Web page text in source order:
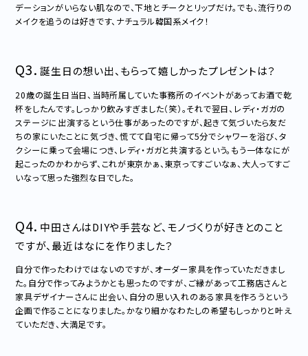
デーションがいらない肌なので、下地とチークとリップだけ。でも、流行りの
メイクを追うのは好きです、ナチュラル韓国系メイク！
Q3. 誕生日の想い出、もらって嬉しかったプレゼントは？
20歳の誕生日当日、当時所属していた事務所のイベントがあってお酒で乾
杯をしたんです。しっかり飲みすぎました（笑）。それで翌日、レディ・ガガの
ステージに出演するという仕事があったのですが、起きて気づいたら友だ
ちの家にいたことに気づき、慌てて自宅に帰って5分でシャワーを浴び、タ
クシーに乗って会場につき、レディ・ガガと共演するという。もう一体なにが
起こったのかわからず、これが東京かぁ、東京ってすごいなぁ、大人ってすご
いなって思った強烈な日でした。
Q4. 中田さんはDIYや手芸など、モノづくりが好きとのこと
ですが、最近はなにを作りました？
自分で作ったわけではないのですが、オーダー家具を作っていただきまし
た。自分で作ってみようかとも思ったのですが、ご縁があって工務店さんと
家具デザイナーさんに出会い、自分の思い入れのある家具を作ろうという
企画で作ることになりました。かなり細かなわたしの希望もしっかりと叶え
ていただき、大満足です。